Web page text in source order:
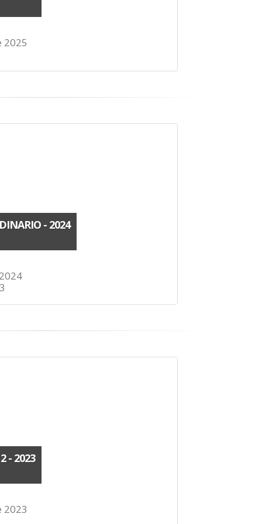
2025
- 2024
- 2023
2023